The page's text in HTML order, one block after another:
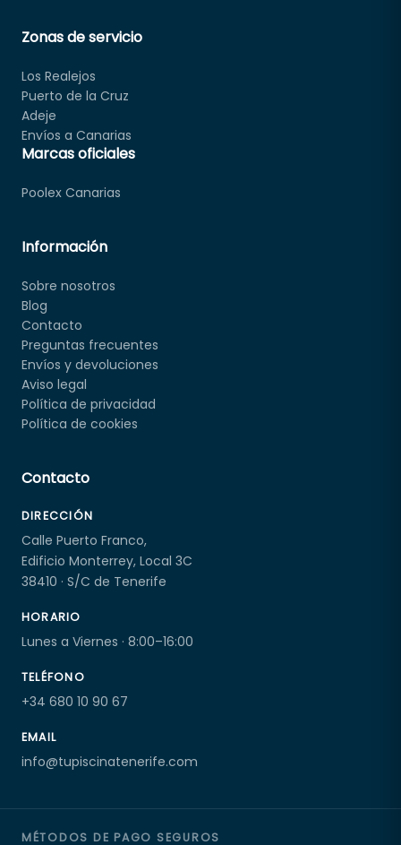
Zonas de servicio
Los Realejos
Puerto de la Cruz
Adeje
Envíos a Canarias
Marcas oficiales
Poolex Canarias
Información
Sobre nosotros
Blog
Contacto
Preguntas frecuentes
Envíos y devoluciones
Aviso legal
Política de privacidad
Política de cookies
Contacto
DIRECCIÓN
Calle Puerto Franco,
Edificio Monterrey, Local 3C
38410 · S/C de Tenerife
HORARIO
Lunes a Viernes · 8:00–16:00
TELÉFONO
+34 680 10 90 67
EMAIL
info@tupiscinatenerife.com
MÉTODOS DE PAGO SEGUROS